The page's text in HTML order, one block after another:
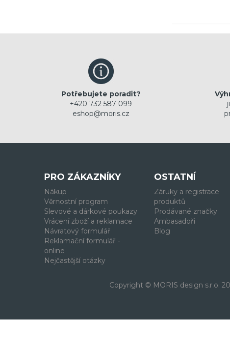
Potřebujete poradit?
+420 732 587 099
eshop@moris.cz
PRO ZÁKAZNÍKY
Nákup
Věrnostní program
Slevové a dárkové poukazy
Vrácení zboží a reklamace
Návratový formulář
Reklamační formulář -
online
Nejčastější otázky
OSTATNÍ
Záruky a registrace
produktů
Prodávané značky
Ambasadoři
Blog
Copyright © MORIS design s.r.o.